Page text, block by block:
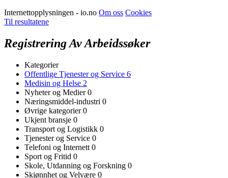
Internettopplysningen - io.no Om oss Cookies
Til resultatene
Registrering Av Arbeidssøker
Kategorier
Offentlige Tjenester og Service 6
Medisin og Helse 2
Nyheter og Medier0
Næringsmiddel-industri 0
Øvrige kategorier0
Ukjent bransje 0
Transport og Logistikk 0
Tjenester og Service 0
Telefoni og Internett 0
Sport og Fritid 0
Skole, Utdanning og Forskning 0
Skjønnhet og Velvære 0